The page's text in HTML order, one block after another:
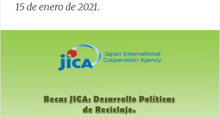
15 de enero de 2021.